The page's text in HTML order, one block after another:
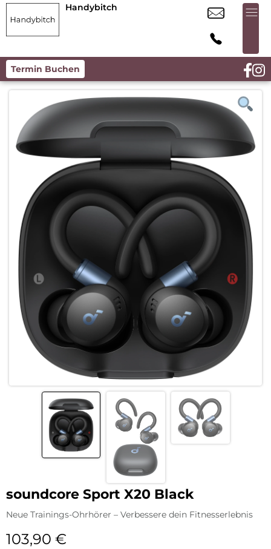
Handybitch
Termin Buchen
soundcore Sport X20 Black
Neue Trainings-Ohrhörer – Verbessere dein Fitnesserlebnis
103,90 €